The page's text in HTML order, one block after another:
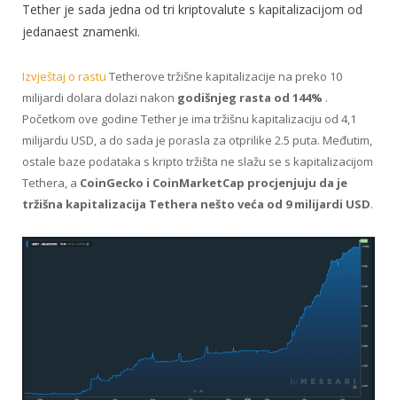
Tether je sada jedna od tri kriptovalute s kapitalizacijom od
jedanaest znamenki.
Izvještaj o rastu Tetherove tržišne kapitalizacije na preko 10
milijardi dolara dolazi nakon godišnjeg rasta od 144% .
Početkom ove godine Tether je ima tržišnu kapitalizaciju od 4,1
milijardu USD, a do sada je porasla za otprilike 2.5 puta. Međutim,
ostale baze podataka s kripto tržišta ne slažu se s kapitalizacijom
Tethera, a CoinGecko i CoinMarketCap procjenjuju da je
tržišna kapitalizacija Tethera nešto veća od 9 milijardi USD.